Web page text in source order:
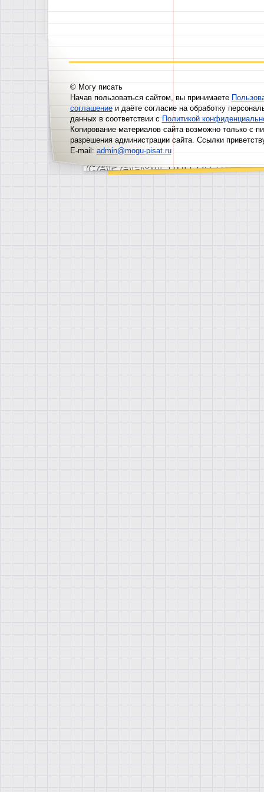
© Могу писать
Начав пользоваться сайтом, вы принимаете
соглашениеи даёте согласие на обработку
данных в соответствии сПолитикой
Копирование материалов сайта возможно только с
разрешения администрации сайта. Ссылки
E-mail:admin@mogu-pisat.ru